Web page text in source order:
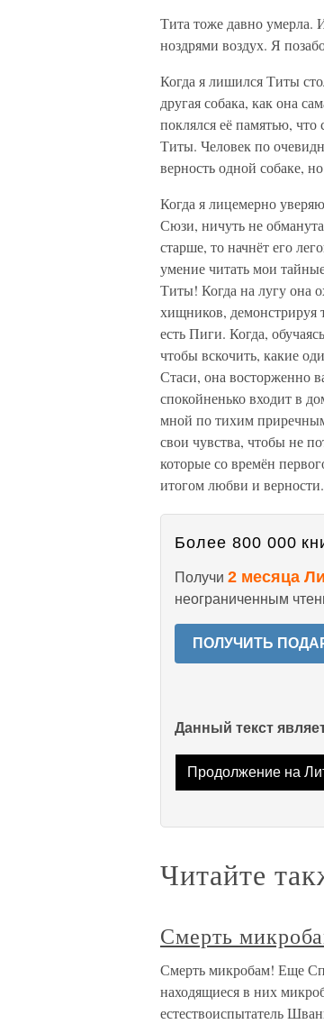
Тита тоже давно умерла.
ноздрями воздух. Я
Когда я лишился Титы
другая собака, как она
поклялся её памятью,
Титы. Человек по
верность одной собаке,
Когда я лицемерно
Сюзи, ничуть не
старше, то начнёт его
умение читать мои
Титы! Когда на лугу
хищников, демонстрируя
есть Пиги. Когда,
чтобы вскочить, какие
Стаси, она восторженно
спокойненько входит в
мной по тихим
свои чувства, чтобы не
которые со времён
итогом любви и верности.
Более 800 000
Получи 2 месяца
неограниченным
ПОЛУЧИТЬ
Данный текст
Продолжение на
Читайте
Смерть
Смерть микробам! Еще
находящиеся в них
естествоиспытатель